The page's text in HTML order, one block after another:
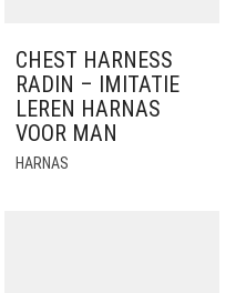
CHEST HARNESS
RADIN – IMITATIE
LEREN HARNAS
VOOR MAN
HARNAS